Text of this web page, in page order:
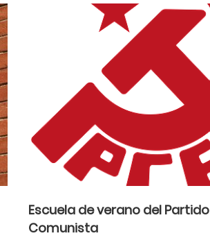
Escuela de verano del Partido
Comunista